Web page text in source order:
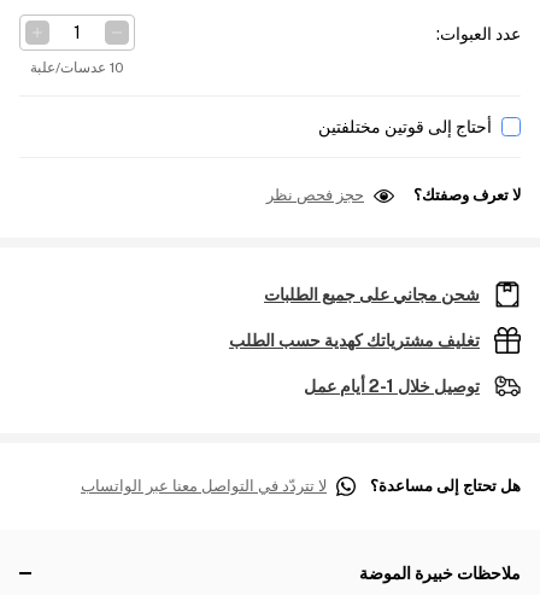
عدد العبوات:
10 عدسات/علبة
أحتاج إلى قوتين مختلفتين
لا تعرف وصفتك؟ حجز فحص نظر
شحن مجاني على جميع الطلبات
تغليف مشترياتك كهدية حسب الطلب
توصيل خلال 1-2 أيام عمل
هل تحتاج إلى مساعدة؟ لا تتردّد في التواصل معنا عبر الواتساب
ملاحظات خبيرة الموضة